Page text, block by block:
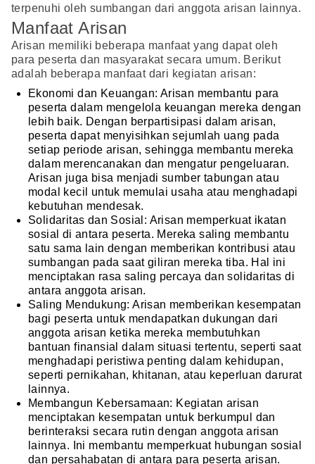
terpenuhi oleh sumbangan dari anggota arisan lainnya.
Manfaat Arisan
Arisan memiliki beberapa manfaat yang dapat oleh
para peserta dan masyarakat secara umum. Berikut
adalah beberapa manfaat dari kegiatan arisan:
Ekonomi dan Keuangan: Arisan membantu para
peserta dalam mengelola keuangan mereka dengan
lebih baik. Dengan berpartisipasi dalam arisan,
peserta dapat menyisihkan sejumlah uang pada
setiap periode arisan, sehingga membantu mereka
dalam merencanakan dan mengatur pengeluaran.
Arisan juga bisa menjadi sumber tabungan atau
modal kecil untuk memulai usaha atau menghadapi
kebutuhan mendesak.
Solidaritas dan Sosial: Arisan memperkuat ikatan
sosial di antara peserta. Mereka saling membantu
satu sama lain dengan memberikan kontribusi atau
sumbangan pada saat giliran mereka tiba. Hal ini
menciptakan rasa saling percaya dan solidaritas di
antara anggota arisan.
Saling Mendukung: Arisan memberikan kesempatan
bagi peserta untuk mendapatkan dukungan dari
anggota arisan ketika mereka membutuhkan
bantuan finansial dalam situasi tertentu, seperti saat
menghadapi peristiwa penting dalam kehidupan,
seperti pernikahan, khitanan, atau keperluan darurat
lainnya.
Membangun Kebersamaan: Kegiatan arisan
menciptakan kesempatan untuk berkumpul dan
berinteraksi secara rutin dengan anggota arisan
lainnya. Ini membantu memperkuat hubungan sosial
dan persahabatan di antara para peserta arisan.